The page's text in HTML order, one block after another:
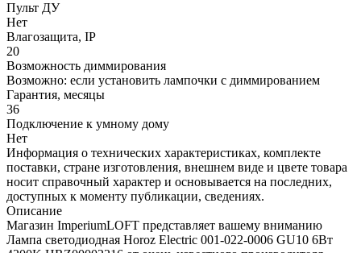
Пульт ДУ
Нет
Влагозащита, IP
20
Возможность диммирования
Возможно: если установить лампочки с диммированием
Гарантия, месяцы
36
Подключение к умному дому
Нет
Информация о технических характеристиках, комплекте
поставки, стране изготовления, внешнем виде и цвете товара
носит справочный характер и основывается на последних,
доступных к моменту публикации, сведениях.
Описание
Магазин ImperiumLOFT представляет вашему вниманию
Лампа светодиодная Horoz Electric 001-022-0006 GU10 6Вт